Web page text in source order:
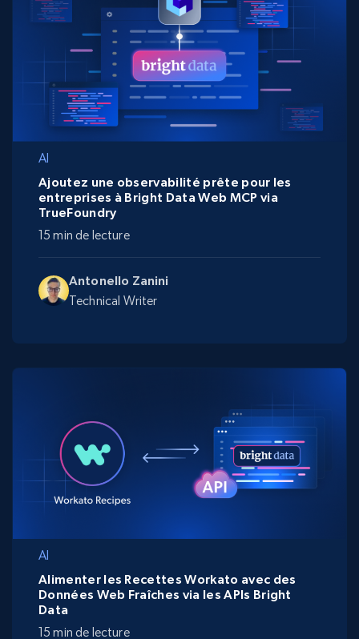
AI
Antonello Zanini
Technical Writer
Ajoutez une observabilité prête pour les
entreprises à Bright Data Web MCP via
TrueFoundry
15 min de lecture
AI
Alimenter les Recettes Workato avec des
Données Web Fraîches via les APIs Bright
Data
15 min de lecture